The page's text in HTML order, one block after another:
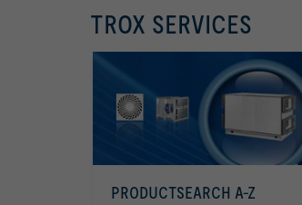
TROX SERVICES
PRODUCTSEARCH A-Z